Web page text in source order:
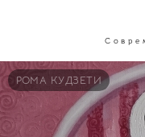
РОМА КУДЗЕТИ